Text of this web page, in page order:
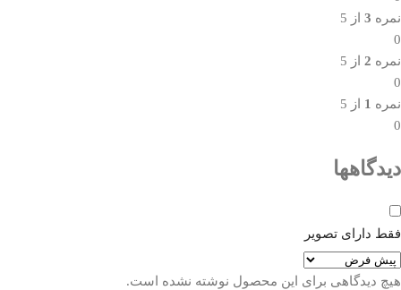
نمره 3 از 5
0
نمره 2 از 5
0
نمره 1 از 5
0
دیدگاهها
فقط دارای تصویر
هیچ دیدگاهی برای این محصول نوشته نشده است.